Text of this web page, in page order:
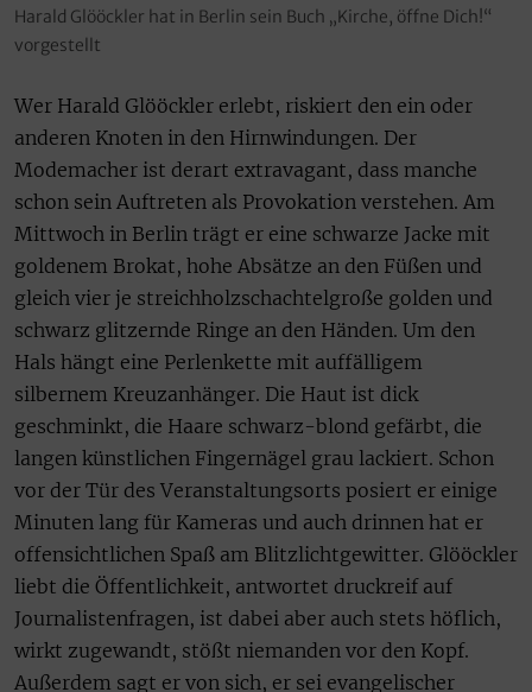
Harald Glööckler hat in Berlin sein Buch „Kirche, öffne Dich!“
vorgestellt
Wer Harald Glööckler erlebt, riskiert den ein oder
anderen Knoten in den Hirnwindungen. Der
Modemacher ist derart extravagant, dass manche
schon sein Auftreten als Provokation verstehen. Am
Mittwoch in Berlin trägt er eine schwarze Jacke mit
goldenem Brokat, hohe Absätze an den Füßen und
gleich vier je streichholzschachtelgroße golden und
schwarz glitzernde Ringe an den Händen. Um den
Hals hängt eine Perlenkette mit auffälligem
silbernem Kreuzanhänger. Die Haut ist dick
geschminkt, die Haare schwarz-blond gefärbt, die
langen künstlichen Fingernägel grau lackiert. Schon
vor der Tür des Veranstaltungsorts posiert er einige
Minuten lang für Kameras und auch drinnen hat er
offensichtlichen Spaß am Blitzlichtgewitter. Glööckler
liebt die Öffentlichkeit, antwortet druckreif auf
Journalistenfragen, ist dabei aber auch stets höflich,
wirkt zugewandt, stößt niemanden vor den Kopf.
Außerdem sagt er von sich, er sei evangelischer